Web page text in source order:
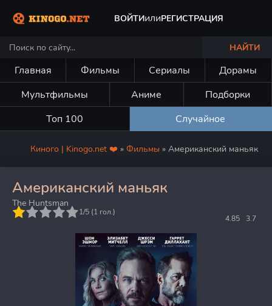
ВОЙТИилиРЕГИСТРАЦИЯ
НАЙТИ
Главная Фильмы Сериалы
Дорамы
Мультфильмы
Аниме
Подборки
Топ 100
Случайное
Киного | Kinogo.net ❤️ » Фильмы » Американский маньяк
Американский маньяк
The Huntsman
4.85 3.7
1/5 (1 гол.)